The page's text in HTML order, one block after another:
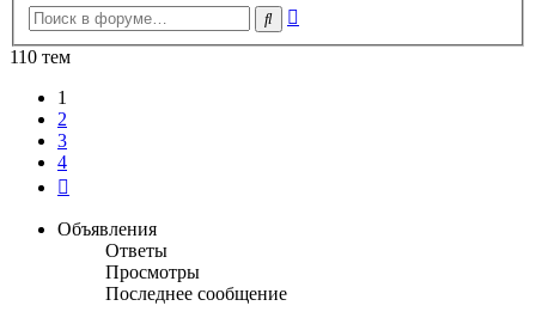
Поиск
110 тем
1
2
3
4
Объявления
Ответы
Просмотры
Последнее сообщение